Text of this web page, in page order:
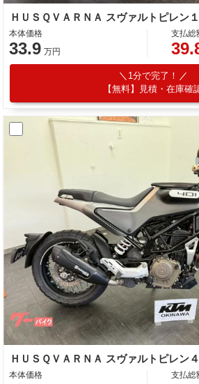
本体価格
33.9 万円
支払総
1分で完了！
【無料】見積・在庫確
ＨＵＳＱＶＡＲＮＡ スヴァルトピレン
本体価格 支払総